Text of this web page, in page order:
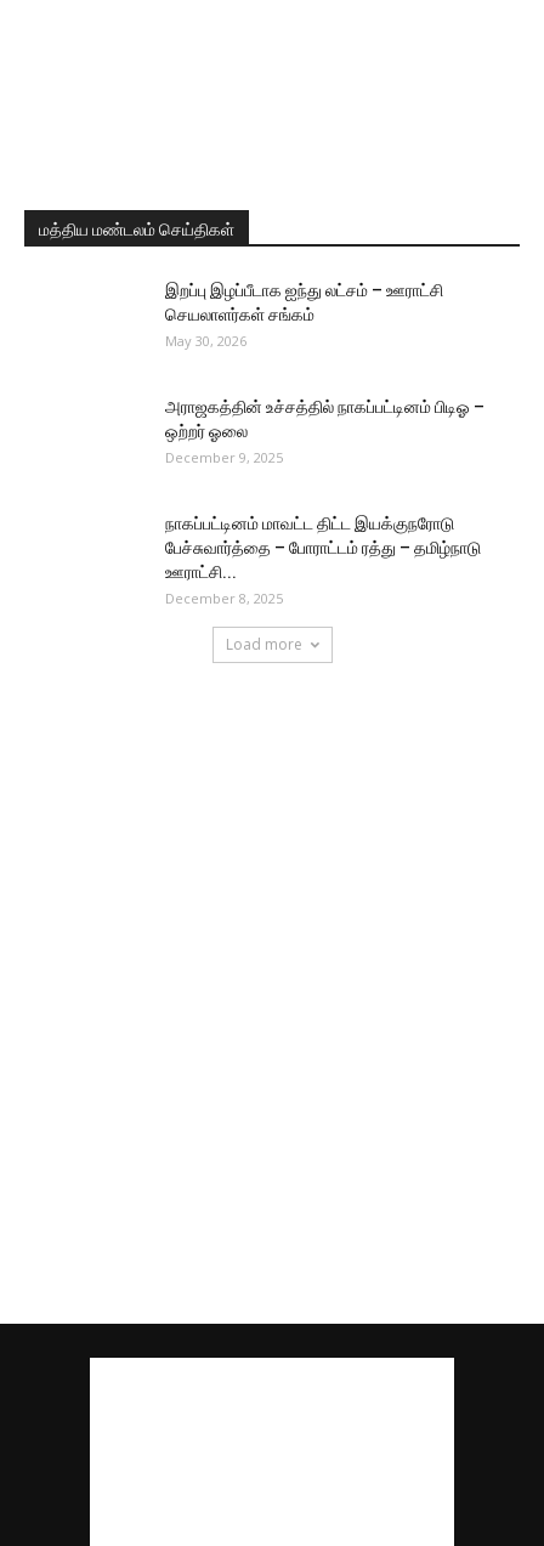
மத்திய மண்டலம் செய்திகள்
இறப்பு இழப்பீடாக ஐந்து லட்சம் – ஊராட்சி
செயலாளர்கள் சங்கம்
May 30, 2026
அராஜகத்தின் உச்சத்தில் நாகப்பட்டினம் பிடிஓ –
ஒற்றர் ஓலை
December 9, 2025
நாகப்பட்டினம் மாவட்ட திட்ட இயக்குநரோடு
பேச்சுவார்த்தை – போராட்டம் ரத்து – தமிழ்நாடு
ஊராட்சி...
December 8, 2025
Load more